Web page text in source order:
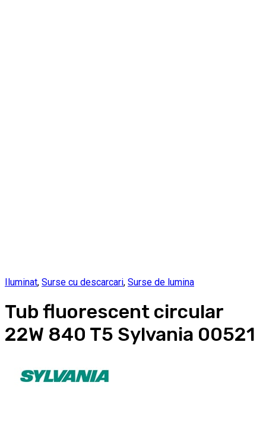
Iluminat, Surse cu descarcari, Surse de lumina
Tub fluorescent circular
22W 840 T5 Sylvania 00521